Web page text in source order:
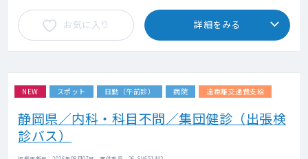
お気に入り 詳細をみる
NEW スポット 日勤（午前診） 病院 遠距離交通費支給
静岡県／内科・科目不問／集団健診（出張検
診バス）